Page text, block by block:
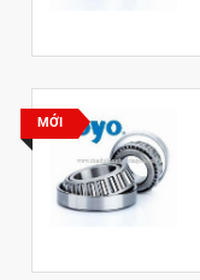
MỚI